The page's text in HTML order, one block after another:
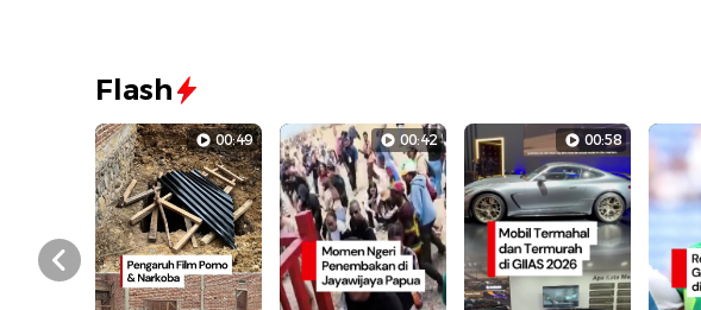
Flash
00:49 00:42 00:58
Prev